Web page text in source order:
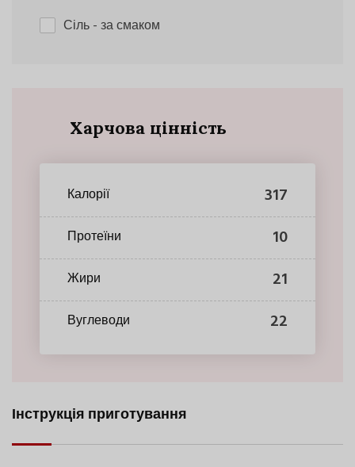
Сіль- за смаком
Харчова цінність
Калорії 317
Протеїни 10
Жири 21
Вуглеводи 22
Інструкція приготування